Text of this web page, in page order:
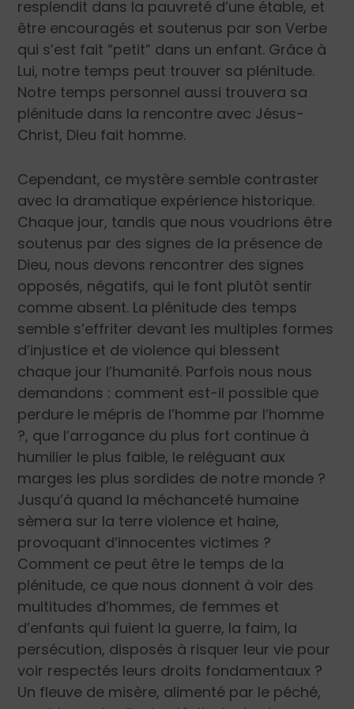
resplendit dans la pauvreté d’une étable, et
être encouragés et soutenus par son Verbe
qui s’est fait “petit” dans un enfant. Grâce à
Lui, notre temps peut trouver sa plénitude.
Notre temps personnel aussi trouvera sa
plénitude dans la rencontre avec Jésus-
Christ, Dieu fait homme.
Cependant, ce mystère semble contraster
avec la dramatique expérience historique.
Chaque jour, tandis que nous voudrions être
soutenus par des signes de la présence de
Dieu, nous devons rencontrer des signes
opposés, négatifs, qui le font plutôt sentir
comme absent. La plénitude des temps
semble s’effriter devant les multiples formes
d’injustice et de violence qui blessent
chaque jour l’humanité. Parfois nous nous
demandons : comment est-il possible que
perdure le mépris de l’homme par l’homme
?, que l’arrogance du plus fort continue à
humilier le plus faible, le reléguant aux
marges les plus sordides de notre monde ?
Jusqu’à quand la méchanceté humaine
sèmera sur la terre violence et haine,
provoquant d’innocentes victimes ?
Comment ce peut être le temps de la
plénitude, ce que nous donnent à voir des
multitudes d’hommes, de femmes et
d’enfants qui fuient la guerre, la faim, la
persécution, disposés à risquer leur vie pour
voir respectés leurs droits fondamentaux ?
Un fleuve de misère, alimenté par le péché,